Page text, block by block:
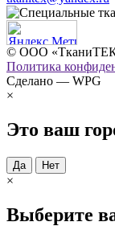
© ООО
Политика
Сделано — WPG
×
Это ваш
Да Нет
×
Выберите